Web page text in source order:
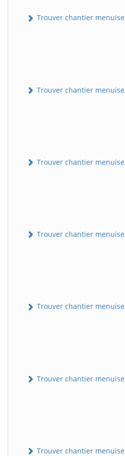
Trouver chantier
Trouver chantier
Trouver chantier
Trouver chantier
Trouver chantier
Trouver chantier
Trouver chantier